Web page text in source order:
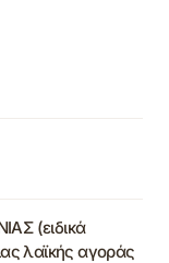
(ειδικά
λαϊκής αγοράς